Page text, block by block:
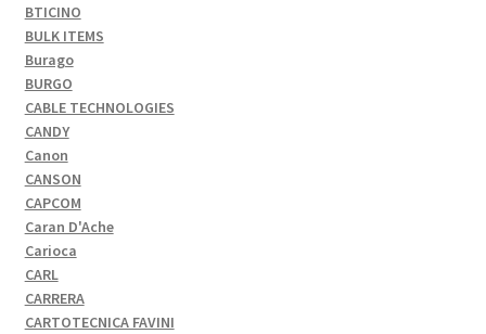
BTICINO
BULK ITEMS
Burago
BURGO
CABLE TECHNOLOGIES
CANDY
Canon
CANSON
CAPCOM
Caran D'Ache
Carioca
CARL
CARRERA
CARTOTECNICA FAVINI